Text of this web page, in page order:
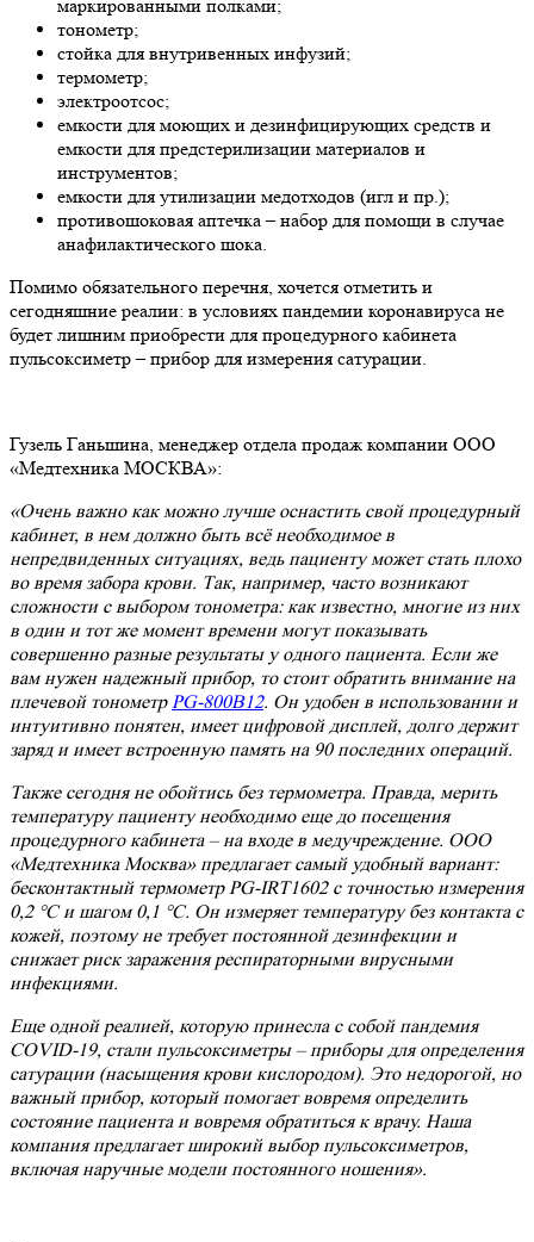
маркированными полками;
тонометр;
стойка для внутривенных инфузий;
термометр;
электроотсос;
емкости для моющих и дезинфицирующих средств и
емкости для предстерилизации материалов и
инструментов;
емкости для утилизации медотходов (игл и пр.);
противошоковая аптечка – набор для помощи в случае
анафилактического шока.
Помимо обязательного перечня, хочется отметить и
сегодняшние реалии: в условиях пандемии коронавируса не
будет лишним приобрести для процедурного кабинета
пульсоксиметр – прибор для измерения сатурации.
Гузель Ганьшина, менеджер отдела продаж компании ООО
«Медтехника МОСКВА»:
«Очень важно как можно лучше оснастить свой процедурный
кабинет, в нем должно быть всё необходимое в
непредвиденных ситуациях, ведь пациенту может стать плохо
во время забора крови. Так, например, часто возникают
сложности с выбором тонометра: как известно, многие из них
в один и тот же момент времени могут показывать
совершенно разные результаты у одного пациента. Если же
вам нужен надежный прибор, то стоит обратить внимание на
плечевой тонометрPG-800B12. Он удобен в использовании и
интуитивно понятен, имеет цифровой дисплей, долго держит
заряд и имеет встроенную память на 90 последних операций.
Также сегодня не обойтись без термометра. Правда, мерить
температуру пациенту необходимо еще до посещения
процедурного кабинета – на входе в медучреждение. ООО
«Медтехника Москва» предлагает самый удобный вариант:
бесконтактный термометр PG-IRT1602 с точностью измерения
0,2 °C и шагом 0,1 °C. Он измеряет температуру без контакта с
кожей, поэтому не требует постоянной дезинфекции и
снижает риск заражения респираторными вирусными
инфекциями.
Еще одной реалией, которую принесла с собой пандемия
COVID-19, стали пульсоксиметры – приборы для определения
сатурации (насыщения крови кислородом). Это недорогой, но
важный прибор, который помогает вовремя определить
состояние пациента и вовремя обратиться к врачу. Наша
компания предлагает широкий выбор пульсоксиметров,
включая наручные модели постоянного ношения».